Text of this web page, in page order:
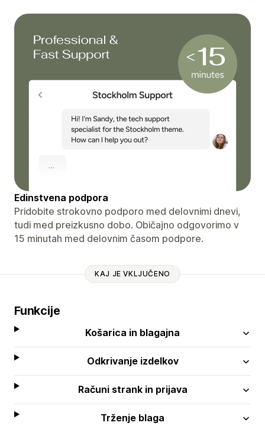
Edinstvena podpora
Pridobite strokovno podporo med delovnimi dnevi,
tudi med preizkusno dobo. Običajno odgovorimo v
15 minutah med delovnim časom podpore.
KAJ JE VKLJUČENO
Funkcije
Košarica in blagajna
Odkrivanje izdelkov
Računi strank in prijava
Trženje blaga